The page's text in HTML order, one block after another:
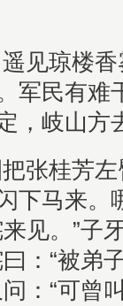
见琼楼
军民有难
，岐山方
张桂芳
下马来。
见。”子
：“被弟
：“可曾